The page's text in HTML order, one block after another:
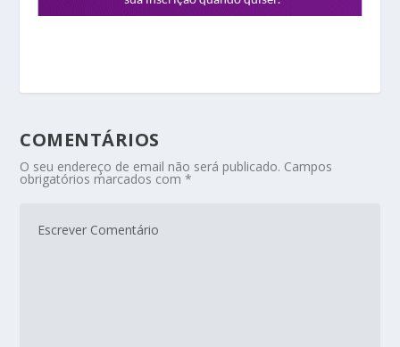
COMENTÁRIOS
O seu endereço de email não será publicado. Campos
obrigatórios marcados com*